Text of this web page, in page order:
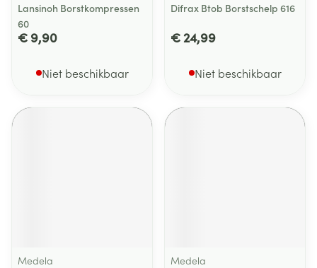
Lansinoh Borstkompressen
60
€ 9,90
Niet beschikbaar
Difrax Btob Borstschelp 616
€ 24,99
Niet beschikbaar
Medela
Medela